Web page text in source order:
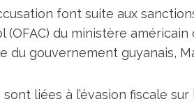
font suite aux
(OFAC) du ministère
du gouvernement guyanais,
liées à l’évasion fiscale sur